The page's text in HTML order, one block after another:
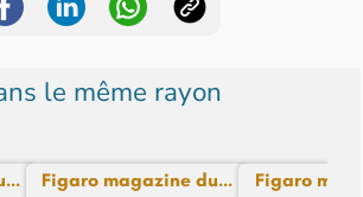
le même rayon
Figaro magazine du... Figaro